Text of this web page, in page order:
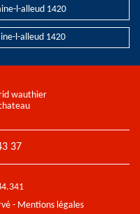
l-alleud 1420
l-alleud 1420
wauthier
37
- Mentions légales